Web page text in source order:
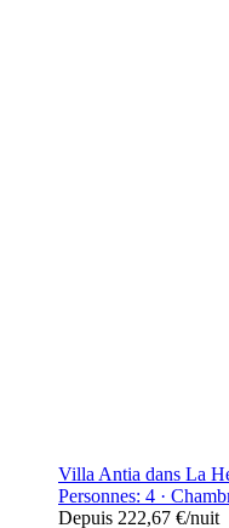
Villa Antia dans La
Personnes: 4 ·
Depuis 222,67 €/nuit